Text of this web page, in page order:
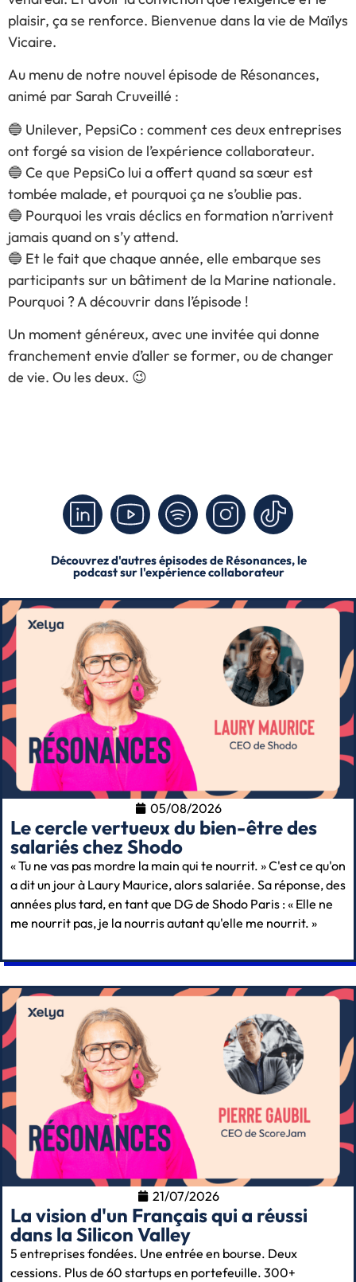
plaisir, ça se renforce. Bienvenue dans la vie de Maïlys
Vicaire.
Au menu de notre nouvel épisode de Résonances,
animé par Sarah Cruveillé :
🔵 Unilever, PepsiCo : comment ces deux entreprises
ont forgé sa vision de l’expérience collaborateur.
🔵 Ce que PepsiCo lui a offert quand sa sœur est
tombée malade, et pourquoi ça ne s’oublie pas.
🔵 Pourquoi les vrais déclics en formation n’arrivent
jamais quand on s’y attend.
🔵 Et le fait que chaque année, elle embarque ses
participants sur un bâtiment de la Marine nationale.
Pourquoi ? A découvrir dans l’épisode !
Un moment généreux, avec une invitée qui donne
franchement envie d’aller se former, ou de changer
de vie. Ou les deux. 😉
Découvrez d'autres épisodes de Résonances, le
podcast sur l'expérience collaborateur
05/08/2026
Le cercle vertueux du bien-être des
salariés chez Shodo
« Tu ne vas pas mordre la main qui te nourrit. » C'est ce qu'on
a dit un jour à Laury Maurice, alors salariée. Sa réponse, des
années plus tard, en tant que DG de Shodo Paris : « Elle ne
me nourrit pas, je la nourris autant qu'elle me nourrit. »
21/07/2026
La vision d'un Français qui a réussi
dans la Silicon Valley
5 entreprises fondées. Une entrée en bourse. Deux
cessions. Plus de 60 startups en portefeuille. 300+